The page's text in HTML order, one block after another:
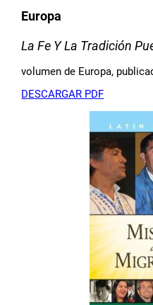
Europa
La Fe Y La Tradición
volumen de Europa,
DESCARGAR PDF